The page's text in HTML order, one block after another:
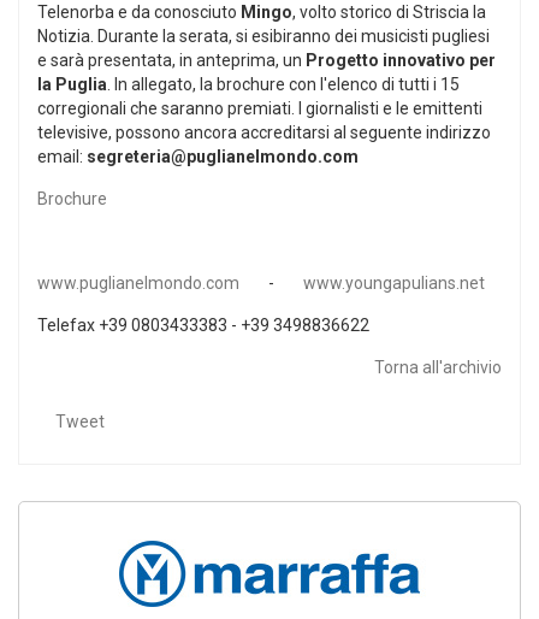
Telenorba e da conosciuto Mingo, volto storico di Striscia la
Notizia. Durante la serata, si esibiranno dei musicisti pugliesi
e sarà presentata, in anteprima, un Progetto innovativo per
la Puglia . In allegato, la brochure con l'elenco di tutti i 15
corregionali che saranno premiati. I giornalisti e le emittenti
televisive, possono ancora accreditarsi al seguente indirizzo
email: segreteria@puglianelmondo.com
Brochure
www.puglianelmondo.com - www.youngapulians.net
Telefax +39 0803433383 - +39 3498836622
Torna all'archivio
Tweet